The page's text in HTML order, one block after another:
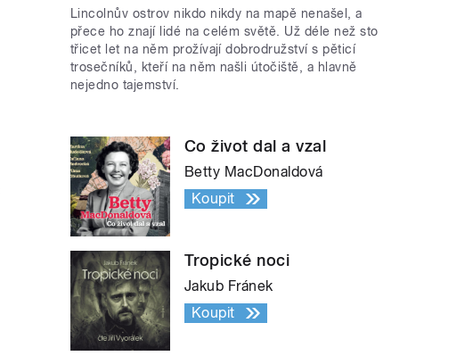
Lincolnův ostrov nikdo nikdy na mapě nenašel, a
přece ho znají lidé na celém světě. Už déle než sto
třicet let na něm prožívají dobrodružství s pěticí
trosečníků, kteří na něm našli útočiště, a hlavně
nejedno tajemství.
Co život dal a vzal
Betty MacDonaldová
Koupit
Tropické noci
Jakub Fránek
Koupit